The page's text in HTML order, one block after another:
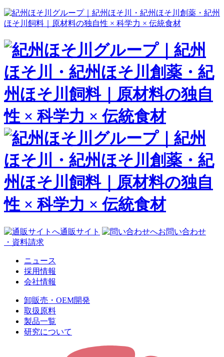
通販サイト
お問い合わせ
・資料請求
ニュース
採用情報
会社情報
卸販売・OEM開発
取扱原料
製品一覧
研究について